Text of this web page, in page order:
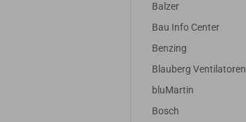
Balzer
Bau Info Center
Benzing
Blauberg Ventilatoren
bluMartin
Bosch